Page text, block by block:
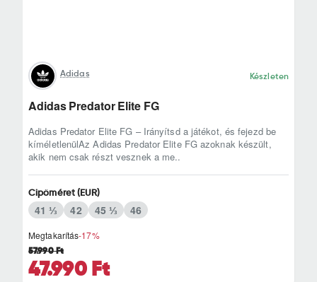
Adidas Készleten
Adidas Predator Elite FG
Adidas Predator Elite FG – Irányítsd a játékot, és fejezd be
kíméletlenülAz Adidas Predator Elite FG azoknak készült,
akik nem csak részt vesznek a me..
Megtakarítás-17%
47.990 Ft
57.990 Ft
Cipőméret (EUR)
41 ⅓ 42 45 ⅓ 46